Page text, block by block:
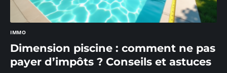
IMMO
Dimension piscine : comment ne pas
payer d’impôts ? Conseils et astuces